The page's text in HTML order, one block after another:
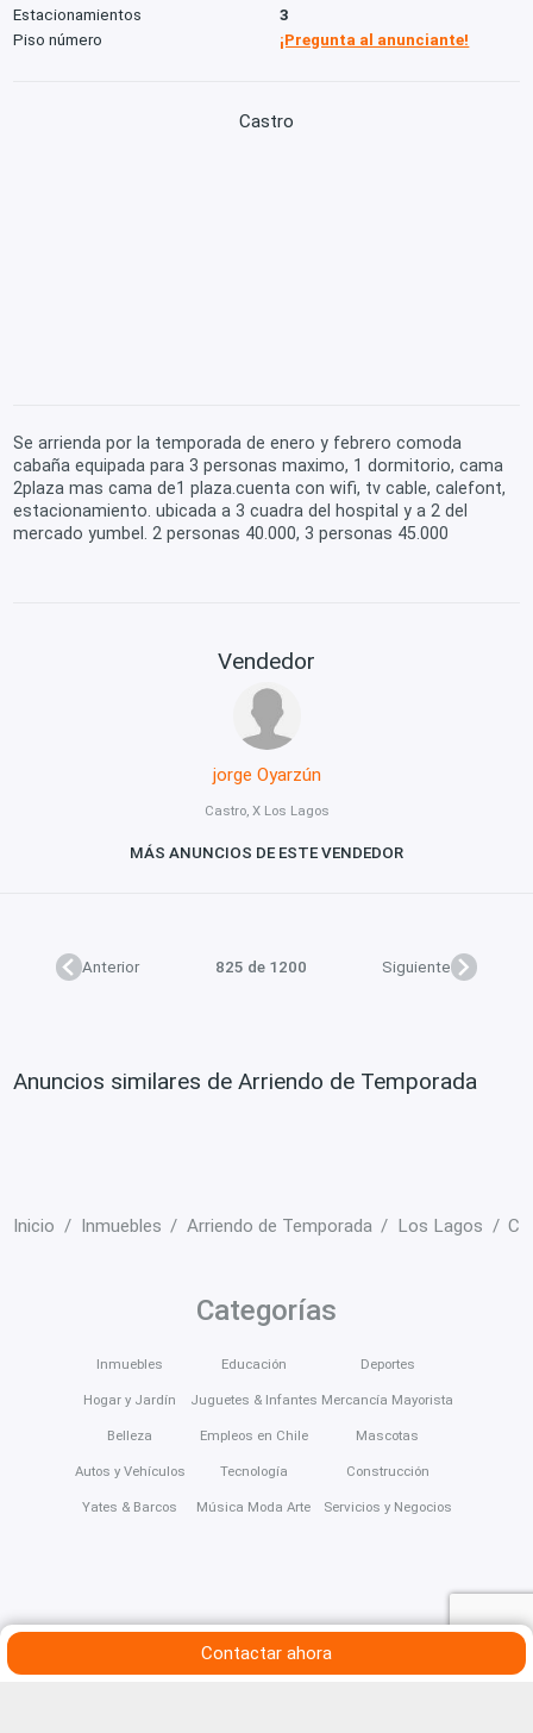
Estacionamientos
3
Piso número
¡Pregunta al anunciante!
Castro
Se arrienda por la temporada de enero y febrero comoda
cabaña equipada para 3 personas maximo, 1 dormitorio, cama
2plaza mas cama de1 plaza.cuenta con wifi, tv cable, calefont,
estacionamiento. ubicada a 3 cuadra del hospital y a 2 del
mercado yumbel. 2 personas 40.000, 3 personas 45.000
Vendedor
jorge Oyarzún
Castro, X Los Lagos
MÁS ANUNCIOS DE ESTE VENDEDOR
Anterior 825 de 1200 Siguiente
Anuncios similares de Arriendo de Temporada
Inicio Inmuebles Arriendo de Temporada Los Lagos
Contactar ahora
Categorías
Inmuebles
Hogar y Jardín
Belleza
Autos y Vehículos
Yates & Barcos
Educación
Juguetes & Infantes
Empleos en Chile
Tecnología
Música Moda Arte
Deportes
Mercancía Mayorista
Mascotas
Construcción
Servicios y Negocios